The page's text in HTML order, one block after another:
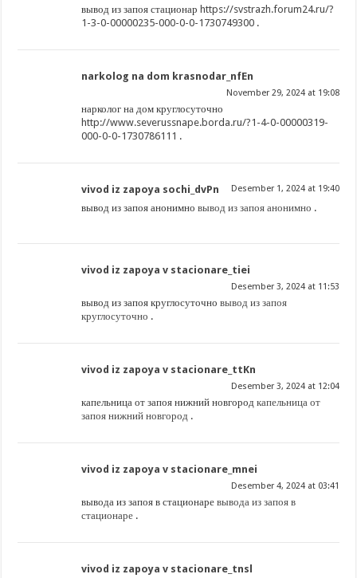
вывод из запоя стационар https://svstrazh.forum24.ru/?
1-3-0-00000235-000-0-0-1730749300 .
narkolog na dom krasnodar_nfEn
November 29, 2024 at 19:08
нарколог на дом круглосуточно
http://www.severussnape.borda.ru/?1-4-0-00000319-
000-0-0-1730786111 .
vivod iz zapoya sochi_dvPn Desember 1, 2024 at 19:40
вывод из запоя анонимновывод из запоя анонимно .
vivod iz zapoya v stacionare_tiei
Desember 3, 2024 at 11:53
вывод из запоя круглосуточновывод из запоя
круглосуточно .
vivod iz zapoya v stacionare_ttKn
Desember 3, 2024 at 12:04
капельница от запоя нижний новгородкапельница от
запоя нижний новгород .
vivod iz zapoya v stacionare_mnei
Desember 4, 2024 at 03:41
вывода из запоя в стационаревывода из запоя в
стационаре .
vivod iz zapoya v stacionare_tnsl